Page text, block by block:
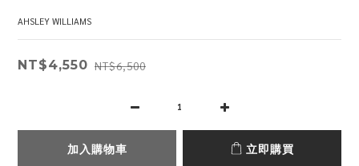
AHSLEY WILLIAMS
NT$4,550 NT$6,500
加入購物車 立即購買